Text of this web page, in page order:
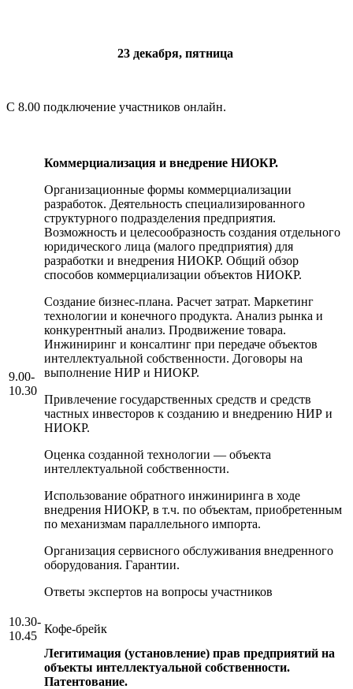
23 декабря, пятница
С 8.00 подключение участников онлайн.
9.00-
10.30
Коммерциализация и внедрение НИОКР.
Организационные формы коммерциализации
разработок. Деятельность специализированного
структурного подразделения предприятия.
Возможность и целесообразность создания отдельного
юридического лица (малого предприятия) для
разработки и внедрения НИОКР. Общий обзор
способов коммерциализации объектов НИОКР.
Создание бизнес-плана. Расчет затрат. Маркетинг
технологии и конечного продукта. Анализ рынка и
конкурентный анализ. Продвижение товара.
Инжиниринг и консалтинг при передаче объектов
интеллектуальной собственности. Договоры на
выполнение НИР и НИОКР.
Привлечение государственных средств и средств
частных инвесторов к созданию и внедрению НИР и
НИОКР.
Оценка созданной технологии — объекта
интеллектуальной собственности.
Использование обратного инжиниринга в ходе
внедрения НИОКР, в т.ч. по объектам, приобретенным
по механизмам параллельного импорта.
Организация сервисного обслуживания внедренного
оборудования. Гарантии.
Ответы экспертов на вопросы участников
10.30-
10.45
Кофе-брейк
Легитимация (установление) прав предприятий на
объекты интеллектуальной собственности.
Патентование.